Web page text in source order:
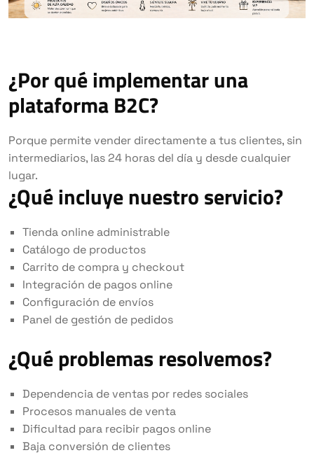
¿Por qué implementar una
plataforma B2C?
Porque permite vender directamente a tus clientes, sin
intermediarios, las 24 horas del día y desde cualquier
lugar.
¿Qué incluye nuestro servicio?
Tienda online administrable
Catálogo de productos
Carrito de compra y checkout
Integración de pagos online
Configuración de envíos
Panel de gestión de pedidos
¿Qué problemas resolvemos?
Dependencia de ventas por redes sociales
Procesos manuales de venta
Dificultad para recibir pagos online
Baja conversión de clientes